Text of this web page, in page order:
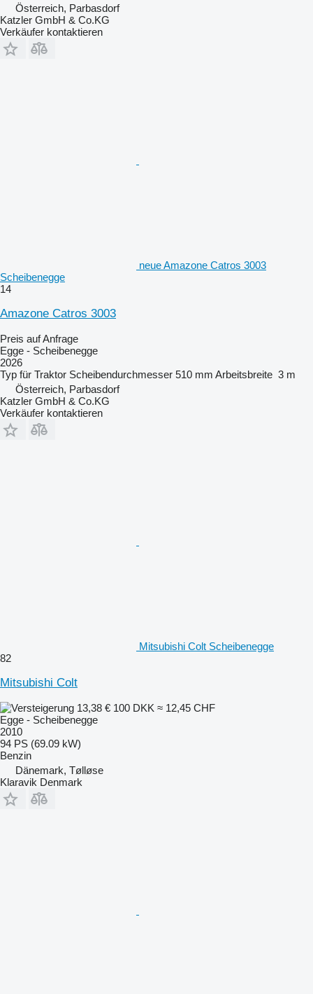
Österreich, Parbasdorf
Katzler GmbH & Co.KG
Verkäufer kontaktieren
neue Amazone Catros 3003
Scheibenegge
14
Amazone Catros 3003
Preis auf Anfrage
Egge - Scheibenegge
2026
Typ für Traktor Scheibendurchmesser 510 mm Arbeitsbreite 3 m
Österreich, Parbasdorf
Katzler GmbH & Co.KG
Verkäufer kontaktieren
Mitsubishi Colt Scheibenegge
82
Mitsubishi Colt
13,38 € 100 DKK ≈ 12,45 CHF
Egge - Scheibenegge
2010
94 PS (69.09 kW)
Benzin
Dänemark, Tølløse
Klaravik Denmark